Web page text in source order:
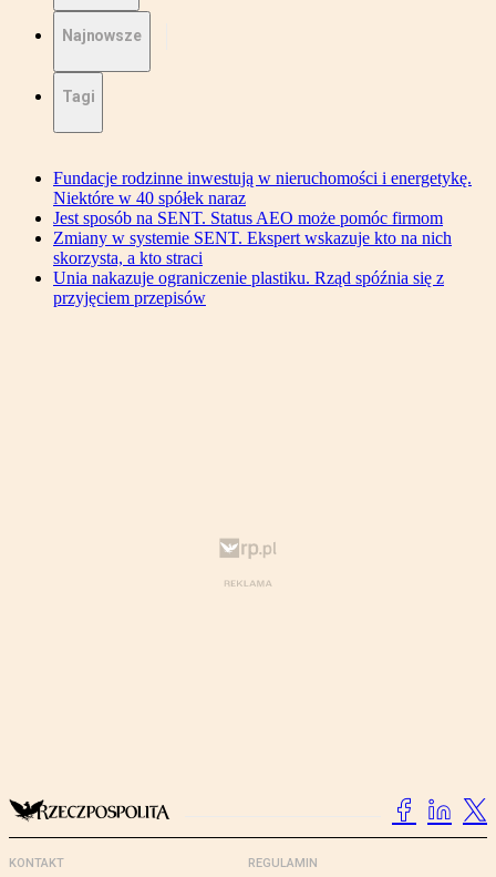
Najnowsze
Tagi
Fundacje rodzinne inwestują w nieruchomości i energetykę.
Niektóre w 40 spółek naraz
Jest sposób na SENT. Status AEO może pomóc firmom
Zmiany w systemie SENT. Ekspert wskazuje kto na nich
skorzysta, a kto straci
Unia nakazuje ograniczenie plastiku. Rząd spóźnia się z
przyjęciem przepisów
KONTAKT REGULAMIN